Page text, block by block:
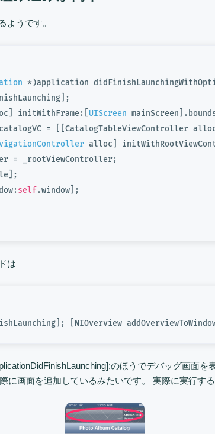
ようです。
*)application
initWithFrame:[ UIScreen
= [[CatalogTableViewController
alloc]
= _rootViewController;
self.window];
は
[NIOverview
のほうでデバッグ画面
に画面を追加しているみたいです。 実際に実行す